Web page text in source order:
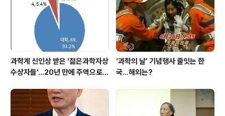
과학계 신인상 받은 '젊은과학자상
수상자들'…20년 만에 주역으로
‘과학의 날’ 기념행사 줄잇는 한
국…해외는?